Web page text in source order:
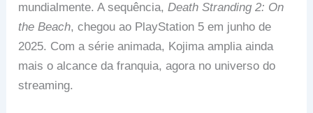
mundialmente. A sequência,Death Stranding 2: On
the Beach, chegou ao PlayStation 5 em junho de
2025. Com a série animada, Kojima amplia ainda
mais o alcance da franquia, agora no universo do
streaming.